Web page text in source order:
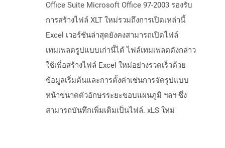
Office Suite Microsoft Office 97-2003 รองรับ
การสร้างไฟล์ XLT ใหม่รวมถึงการเปิดเหล่านี้
Excel เวอร์ชันล่าสุดยังคงสามารถเปิดไฟล์
เทมเพลตรูปแบบเก่านี้ได้ ไฟล์เทมเพลตดังกล่าว
ใช้เพื่อสร้างไฟล์ Excel ใหม่อย่างรวดเร็วด้วย
ข้อมูลเริ่มต้นและการตั้งค่าเช่นการจัดรูปแบบ
หน้าขนาดตัวอักษรระยะขอบแผนภูมิ ฯลฯ ซึ่ง
สามารถบันทึกเพิ่มเติมเป็นไฟล์. xLS ใหม่